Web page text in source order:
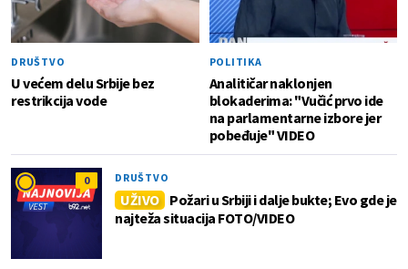
DRUŠTVO
U većem delu Srbije bez
restrikcija vode
POLITIKA
Analitičar naklonjen
blokaderima: "Vučić prvo ide
na parlamentarne izbore jer
pobeđuje" VIDEO
0 DRUŠTVO
UŽIVO
Požari u Srbiji i dalje bukte; Evo gde je
najteža situacija FOTO/VIDEO